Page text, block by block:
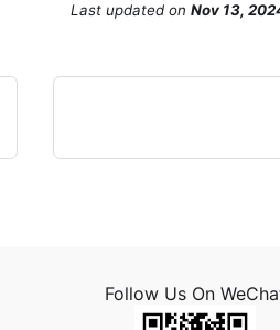
Last updatedon Nov 13,
Follow Us On